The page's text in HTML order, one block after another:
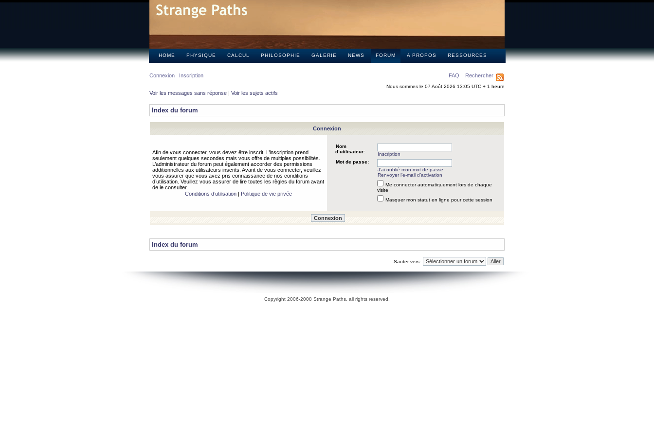
HOME PHYSIQUE CALCUL PHILOSOPHIE GALERIE NEWS FORUM A PROPOS RESSOURCES
FAQ Rechercher
Connexion Inscription
Nous sommes le 07 Août 2026 13:05 UTC + 1 heure
Voir les messages sans réponse | Voir les sujets actifs
Index du forum
Connexion
Afin de vous connecter, vous devez être inscrit. L’inscription prend
seulement quelques secondes mais vous offre de multiples possibilités.
L’administrateur du forum peut également accorder des permissions
additionnelles aux utilisateurs inscrits. Avant de vous connecter, veuillez
vous assurer que vous avez pris connaissance de nos conditions
d’utilisation. Veuillez vous assurer de lire toutes les règles du forum avant
de le consulter.
Conditions d’utilisation| Politique de vie privée
Nom
d’utilisateur:
Inscription
Mot de passe:
J’ai oublié mon mot de passe
Renvoyer l’e-mail d’activation
Me connecter automatiquement lors de chaque
visite
Masquer mon statut en ligne pour cette session
Index du forum
Sauter vers:
Copyright 2006-2008 Strange Paths, all rights reserved.